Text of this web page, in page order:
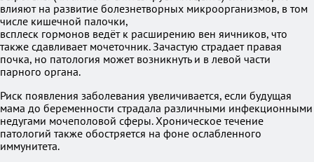
влияют на развитие болезнетворных микроорганизмов, в том
числе кишечной палочки,
всплеск гормонов ведёт к расширению вен яичников, что
также сдавливает мочеточник. Зачастую страдает правая
почка, но патология может возникнуть и в левой части
парного органа.
Риск появления заболевания увеличивается, если будущая
мама до беременности страдала различными инфекционными
недугами мочеполовой сферы. Хроническое течение
патологий также обостряется на фоне ослабленного
иммунитета.